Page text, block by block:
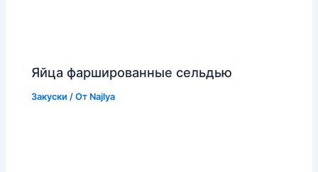
Яйца фаршированные сельдью
Закуски / От Najlya